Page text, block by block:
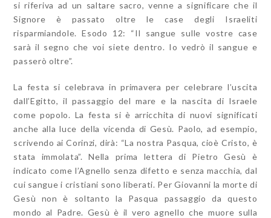
si riferiva ad un saltare sacro, venne a significare che il
Signore è passato oltre le case degli Israeliti
risparmiandole. Esodo 12: “Il sangue sulle vostre case
sarà il segno che voi siete dentro. Io vedrò il sangue e
passerò oltre”.
La festa si celebrava in primavera per celebrare l’uscita
dall’Egitto, il passaggio del mare e la nascita di Israele
come popolo. La festa si è arricchita di nuovi significati
anche alla luce della vicenda di Gesù. Paolo, ad esempio,
scrivendo ai Corinzi, dirà: “La nostra Pasqua, cioè Cristo, è
stata immolata”. Nella prima lettera di Pietro Gesù è
indicato come l’Agnello senza difetto e senza macchia, dal
cui sangue i cristiani sono liberati. Per Giovanni la morte di
Gesù non è soltanto la Pasqua passaggio da questo
mondo al Padre. Gesù è il vero agnello che muore sulla